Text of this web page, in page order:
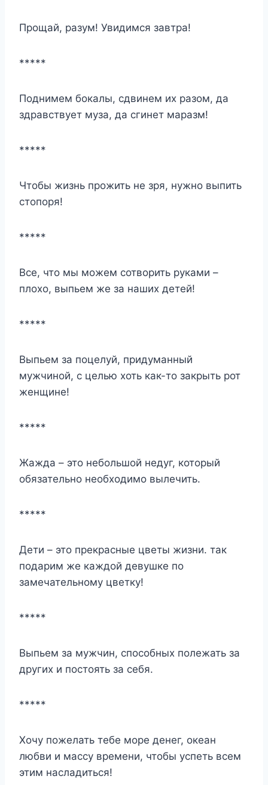
Прощай, разум! Увидимся завтра!
*****
Поднимем бокалы, сдвинем их разом, да
здравствует муза, да сгинет маразм!
*****
Чтобы жизнь прожить не зря, нужно выпить
стопоря!
*****
Все, что мы можем сотворить руками –
плохо, выпьем же за наших детей!
*****
Выпьем за поцелуй, придуманный
мужчиной, с целью хоть как-то закрыть рот
женщине!
*****
Жажда – это небольшой недуг, который
обязательно необходимо вылечить.
*****
Дети – это прекрасные цветы жизни. так
подарим же каждой девушке по
замечательному цветку!
*****
Выпьем за мужчин, способных полежать за
других и постоять за себя.
*****
Хочу пожелать тебе море денег, океан
любви и массу времени, чтобы успеть всем
этим насладиться!